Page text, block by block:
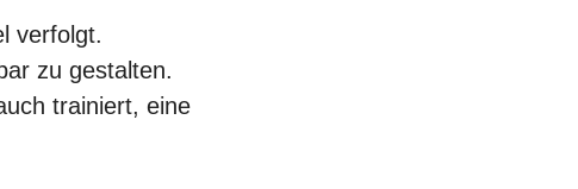
verfolgt.
zu gestalten.
trainiert, eine